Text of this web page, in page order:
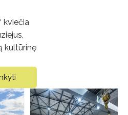
kviečia
kultūrinę